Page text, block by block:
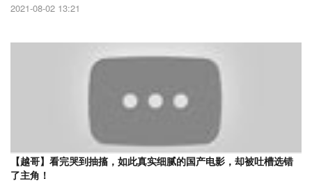
2021-08-02 13:21
【越哥】看完哭到抽搐，如此真实细腻的国产电影，却被吐槽选错
了主角！